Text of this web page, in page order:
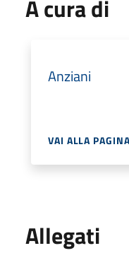
A cura di
Anziani
VAI ALLA PAGINA
Allegati